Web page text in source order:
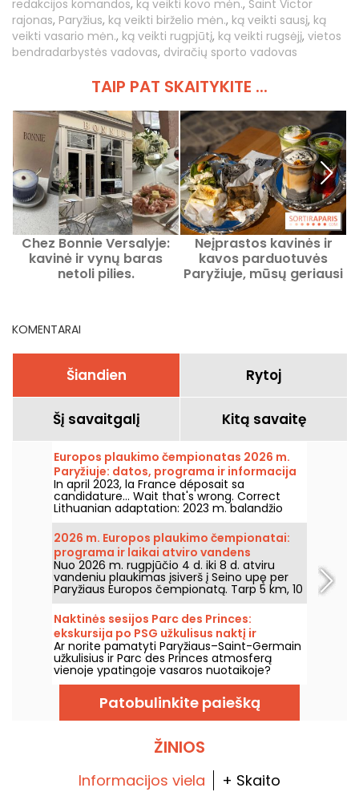
redakcijos komandos, ką veikti kovo mėn., Saint Victor
rajonas, Paryžius, ką veikti birželio mėn., ką veikti sausį, ką
veikti vasario mėn., ką veikti rugpjūtį, ką veikti rugsėjį, vietos
bendradarbystės vadovas, dviračių sporto vadovas
TAIP PAT SKAITYKITE ...
Chez Bonnie Versalyje:
kavinė ir vynų baras
netoli pilies.
Neįprastos kavinės ir
kavos parduotuvės
Paryžiuje, mūsų geriausi
KOMENTARAI
Šiandien Rytoj
Šį savaitgalį Kitą savaitę
Europos plaukimo čempionatas 2026 m.
Paryžiuje: datos, programa ir informacija
apie varžybas
In april 2023, la France déposait sa
candidature... Wait that's wrong. Correct
Lithuanian adaptation: 2023 m. balandžio
mėn. Prancūzija pateikė paraišką priimti
2026 m. Europos plaukimo čempionatą.
Liepos 31 d.–rugpjūčio 16 d. Olimpinis
plaukimo centras kviečia jus palaikyti mūsų
plaukikus. Štai visos žinios apie varžybas ir
rungtis!
2026 m. Europos plaukimo čempionatai:
programa ir laikai atviro vandens
plaukimo rungtims
Nuo 2026 m. rugpjūčio 4 d. iki 8 d. atviru
vandeniu plaukimas įsiverš į Seino upę per
Paryžiaus Europos čempionatą. Tarp 5 km, 10
km ir mišrios estafetės geriausieji vandens
maratonininkai varžysis mitiniame gamtos
fone.
Naktinės sesijos Parc des Princes:
ekskursija po PSG užkulisus naktį ir
šventiška lauko tavernėlė su DJ setais
Ar norite pamatyti Paryžiaus–Saint-Germain
užkulisius ir Parc des Princes atmosferą
vienoje ypatingoje vasaros nuotaikoje?
Pasinaudokite naktinėmis sesijomis ir patekti
į stadioną naktį bei mėgautis daugybe
šventinių pramogų. Štai šios vasaros 2026
metų programa!
Patobulinkite paiešką
ŽINIOS
Informacijos viela + Skaito